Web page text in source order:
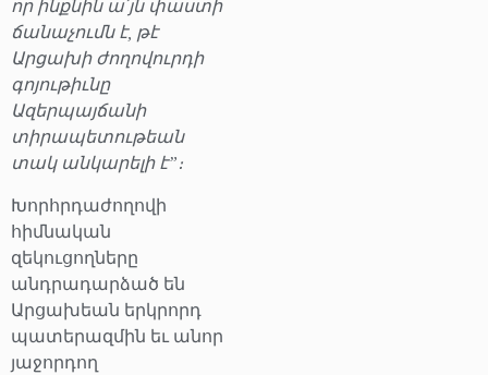
որ ինքնին ա՛յն փաստի
ճանաչումն է, թէ
Արցախի ժողովուրդի
գոյութիւնը
Ազերպայճանի
տիրապետութեան
տակ անկարելի է”։
Խորհրդաժողովի
հիմնական
զեկուցողները
անդրադարձած են
Արցախեան երկրորդ
պատերազմին եւ անոր
յաջորդող